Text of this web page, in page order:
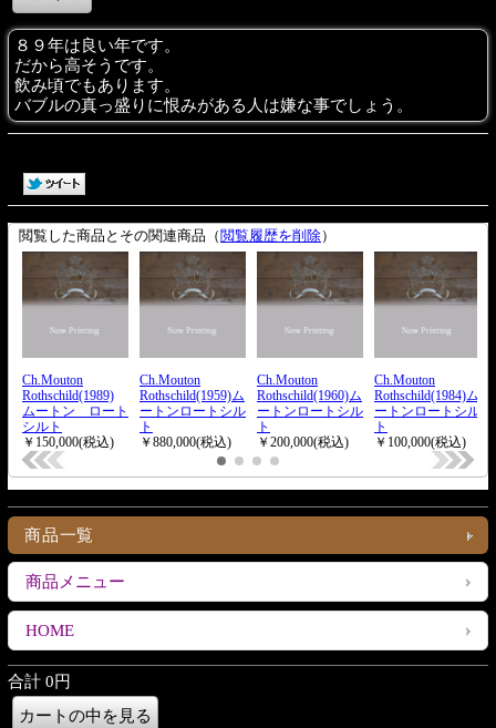
８９年は良い年です。
だから高そうです。
飲み頃でもあります。
バブルの真っ盛りに恨みがある人は嫌な事でしょう。
商品一覧
商品メニュー
HOME
合計 0円